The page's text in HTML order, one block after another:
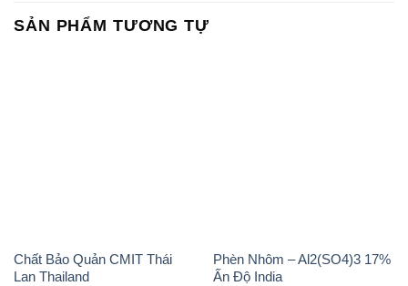
SẢN PHẨM TƯƠNG TỰ
Chất Bảo Quản CMIT Thái
Lan Thailand
Phèn Nhôm – Al2(SO4)3 17%
Ấn Độ India